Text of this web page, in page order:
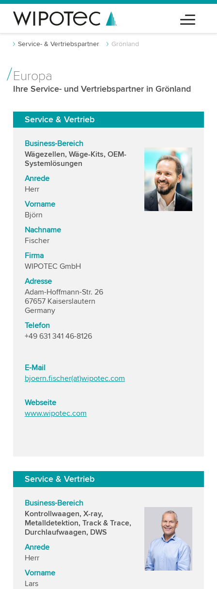
Service- & Vertriebspartner Grönland
Europa
Ihre Service- und Vertriebspartner in Grönland
Service & Vertrieb
Business-Bereich
Wägezellen, Wäge-Kits, OEM-
Systemlösungen
Anrede
Herr
Vorname
Björn
Nachname
Fischer
Firma
WIPOTEC GmbH
Adresse
Adam-Hoffmann-Str. 26
67657 Kaiserslautern
Germany
Telefon
+49 631 341 46-8126
E-Mail
bjoern.fischer(at)wipotec.com
Webseite
www.wipotec.com
Service & Vertrieb
Business-Bereich
Kontrollwaagen, X-ray,
Metalldetektion, Track & Trace,
Durchlaufwaagen, DWS
Anrede
Herr
Vorname
Lars